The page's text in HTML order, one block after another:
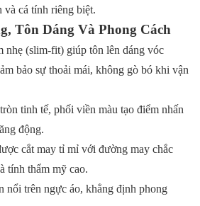
và cá tính riêng biệt.
Tôn Dáng Và Phong Cách
nhẹ (slim-fit) giúp tôn lên dáng vóc
bảo sự thoải mái, không gò bó khi vận
tinh tế, phối viền màu tạo điểm nhấn
động.
cắt may tỉ mỉ với đường may chắc
tính thẩm mỹ cao.
trên ngực áo, khẳng định phong